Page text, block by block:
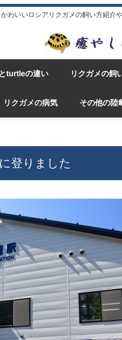
かわいいロシアリクガメの飼い方紹介
turtleの違い リクガメの飼
リクガメの病気 その他の陸
登りました